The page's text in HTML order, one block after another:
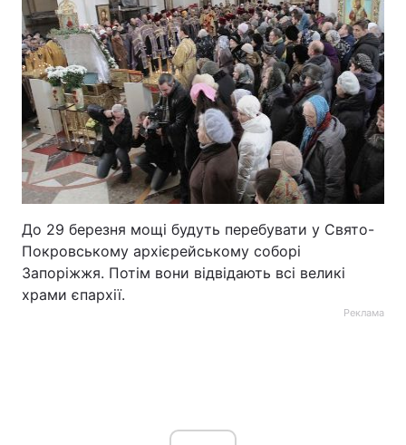
До 29 березня мощі будуть перебувати у Свято-
Покровському архієрейському соборі
Запоріжжя. Потім вони відвідають всі великі
храми єпархії.
Реклама